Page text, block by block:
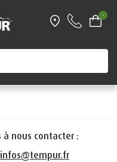
-
pouvez modifier
nous contacter :
infos@tempur.fr